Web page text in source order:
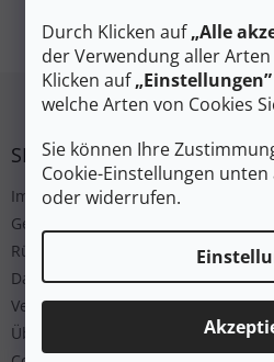
Durch Klicken auf„Alle
der Verwendung aller
Klicken auf„Einstellungen”
welche Arten von Cookies
Sie können Ihre
Cookie-Einstellungen
oder widerrufen.
Fußzeile
SERVICE
Impressum
Geschäftsbedingungen
Rücksendung
Datenschutz
Versand und Bezahlung
Über uns